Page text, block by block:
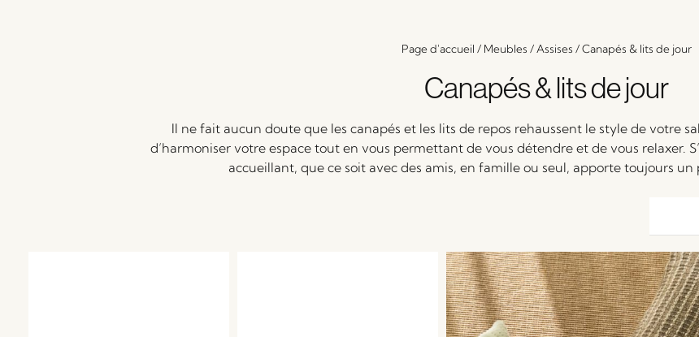
Page d'accueil / Meubles / Assises /Canapés & lits de jour
Canapés & lits de jour
Il ne fait aucun doute que les canapés et les lits de repos rehaussent le style de votre
d’harmoniser votre espace tout en vous permettant de vous détendre et de vous relaxer.
accueillant, que ce soit avec des amis, en famille ou seul, apporte toujours